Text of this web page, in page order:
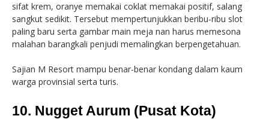
sifat krem, oranye memakai coklat memakai positif, salang
sangkut sedikit. Tersebut mempertunjukkan beribu-ribu slot
paling baru serta gambar main meja nan harus memesona
malahan barangkali penjudi memalingkan berpengetahuan.
Sajian M Resort mampu benar-benar kondang dalam kaum
warga provinsial serta turis.
10. Nugget Aurum (Pusat Kota)